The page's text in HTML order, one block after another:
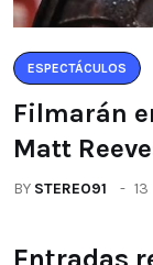
ESPECTÁCULOS
Filmarán
Matt
BY STEREO91 13